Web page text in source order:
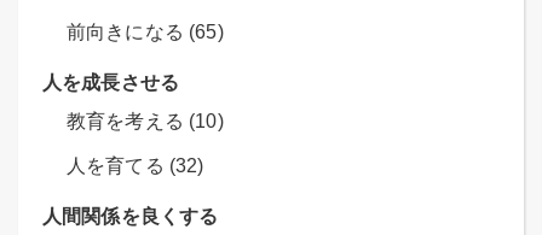
前向きになる (65)
人を成長させる
教育を考える (10)
人を育てる (32)
人間関係を良くする